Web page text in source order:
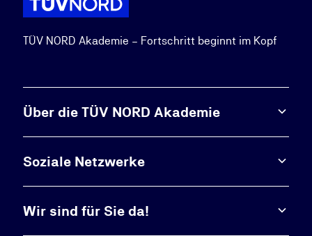
TÜV NORD Akademie – Fortschritt beginnt im Kopf
Über die TÜV NORD Akademie
Soziale Netzwerke
Wir sind für Sie da!